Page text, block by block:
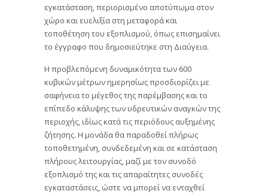
εγκατάσταση, περιορισμένο αποτύπωμα στον
χώρο και ευελιξία στη μεταφορά και
τοποθέτηση του εξοπλισμού, όπως επισημαίνει
το έγγραφο που δημοσιεύτηκε στη Διαύγεια.
Η προβλεπόμενη δυναμικότητα των 600
κυβικών μέτρων ημερησίως προσδιορίζει με
σαφήνεια το μέγεθος της παρέμβασης και το
επίπεδο κάλυψης των υδρευτικών αναγκών της
περιοχής, ιδίως κατά τις περιόδους αυξημένης
ζήτησης. Η μονάδα θα παραδοθεί πλήρως
τοποθετημένη, συνδεδεμένη και σε κατάσταση
πλήρους λειτουργίας, μαζί με τον συνοδό
εξοπλισμό της και τις απαραίτητες συνοδές
εγκαταστάσεις, ώστε να μπορεί να ενταχθεί